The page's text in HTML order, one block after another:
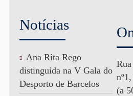
Notícias
Ana Rita Rego
distinguida na V Gala do
Desporto de Barcelos
(a